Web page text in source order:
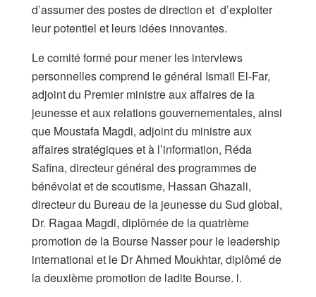
d’assumer des postes de direction et d’exploiter
leur potentiel et leurs idées innovantes.
Le comité formé pour mener les interviews
personnelles comprend le général Ismaïl El-Far,
adjoint du Premier ministre aux affaires de la
jeunesse et aux relations gouvernementales, ainsi
que Moustafa Magdi, adjoint du ministre aux
affaires stratégiques et à l’information, Réda
Safina, directeur général des programmes de
bénévolat et de scoutisme, Hassan Ghazali,
directeur du Bureau de la jeunesse du Sud global,
Dr. Ragaa Magdi, diplômée de la quatrième
promotion de la Bourse Nasser pour le leadership
international et le Dr Ahmed Moukhtar, diplômé de
la deuxième promotion de ladite Bourse. l.